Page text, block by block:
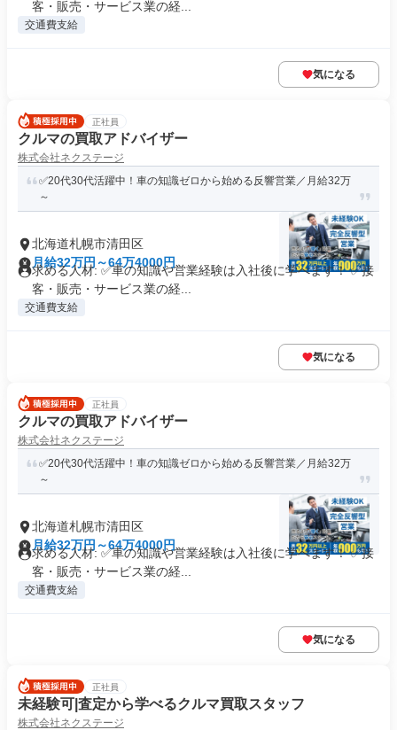
客・販売・サービス業の経...
交通費支給
気になる
正社員
クルマの買取アドバイザー
株式会社ネクステージ
✅20代30代活躍中！車の知識ゼロから始める反響営業／月給32万
～
北海道札幌市清田区
月給32万円～64万4000円
求める人材: ✅車の知識や営業経験は入社後に学べます！ ✅接
客・販売・サービス業の経...
交通費支給
気になる
正社員
クルマの買取アドバイザー
株式会社ネクステージ
✅20代30代活躍中！車の知識ゼロから始める反響営業／月給32万
～
北海道札幌市清田区
月給32万円～64万4000円
求める人材: ✅車の知識や営業経験は入社後に学べます！ ✅接
客・販売・サービス業の経...
交通費支給
気になる
正社員
未経験可|査定から学べるクルマ買取スタッフ
株式会社ネクステージ